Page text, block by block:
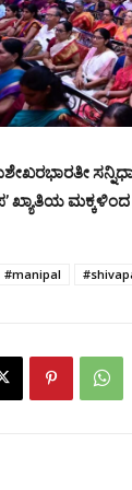
ಮಕ್ಕಳಿಂದ
#manipal